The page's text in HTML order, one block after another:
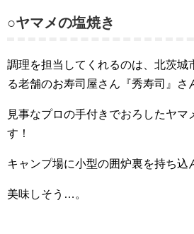
○ヤマメの塩焼き
調理を担当してくれるのは、北茨城
る老舗のお寿司屋さん『秀寿司』さ
見事なプロの手付きでおろしたヤマ
す！
キャンプ場に小型の囲炉裏を持ち込
美味しそう…。